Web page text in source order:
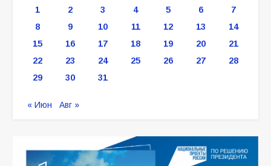
1 2 3 4 5 6
7
8
9 10 11 12 13
14
15
16 17 18 19 20
21
22
23 24 25 26 27
28
29
30 31
« Июн Авг »